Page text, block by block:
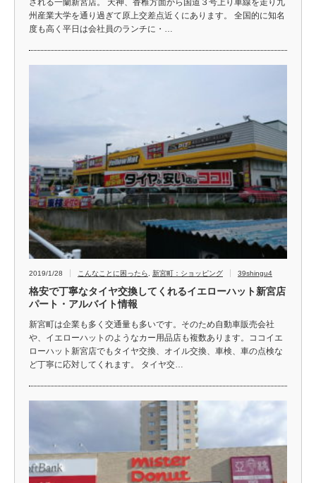
される一蘭新宮店。 天神、香椎方面から国道３号上り車線を走り九
州産業大学を通り過ぎて原上交差点近くにあります。 全国的に知名
度も高く平日は会社員のランチに・…
2019/1/28 こんなことに困ったら 新宮町：ショッピング 39shingu4
格安で丁寧なタイヤ交換してくれるイエローハット新宮店
パート・アルバイト情報
新宮町は企業も多く交通量も多いです。そのため自動車販売会社
や、イエローハットのようなカー用品店も複数あります。ココイエ
ローハット新宮店でもタイヤ交換、オイル交換、車検、車の点検な
ど丁寧に応対してくれます。 タイヤ交…